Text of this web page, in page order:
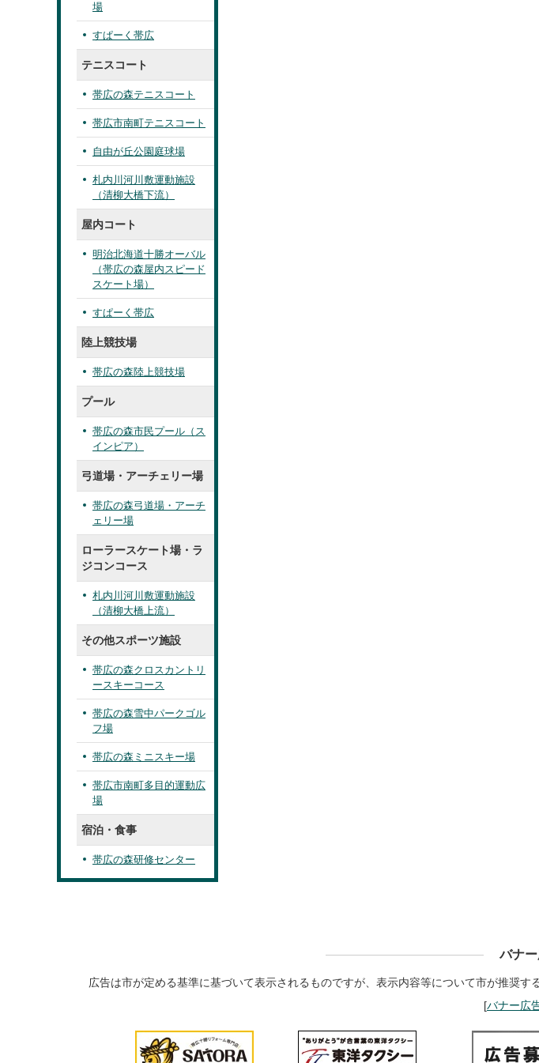
場
すぱーく帯広
テニスコート
帯広の森テニスコート
帯広市南町テニスコート
自由が丘公園庭球場
札内川河川敷運動施設
（清柳大橋下流）
屋内コート
明治北海道十勝オーバル
（帯広の森屋内スピード
スケート場）
すぱーく帯広
陸上競技場
帯広の森陸上競技場
プール
帯広の森市民プール（ス
インピア）
弓道場・アーチェリー場
帯広の森弓道場・アーチ
ェリー場
ローラースケート場・ラ
ジコンコース
札内川河川敷運動施設
（清柳大橋上流）
その他スポーツ施設
帯広の森クロスカントリ
ースキーコース
帯広の森雪中パークゴル
フ場
帯広の森ミニスキー場
帯広市南町多目的運動広
場
宿泊・食事
帯広の森研修センター
バナ
広告は市が定める基準に基づいて表示されるものですが、表示内容等について市が推奨
[バナー広